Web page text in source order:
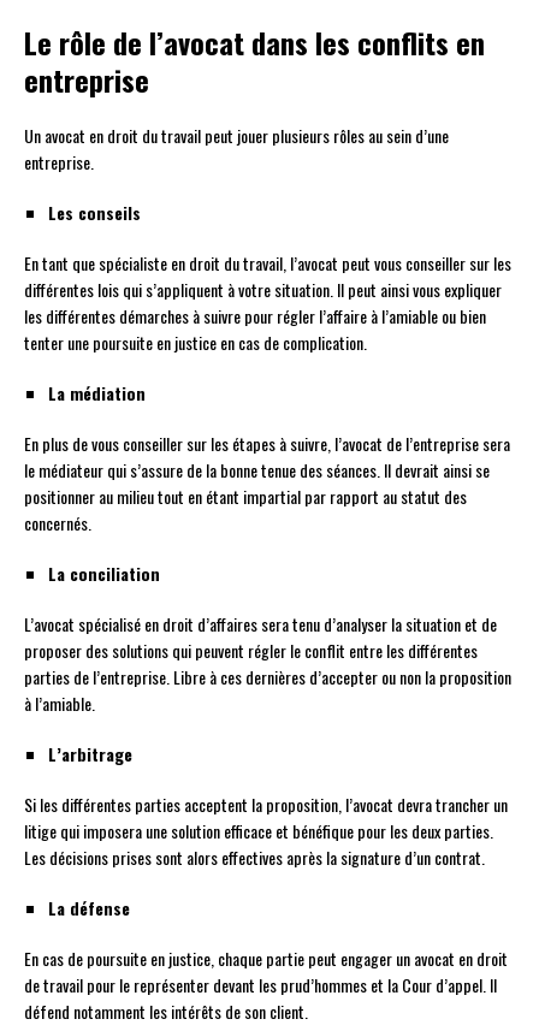
Le rôle de l’avocat dans les conflits en
entreprise
Un avocat en droit du travail peut jouer plusieurs rôles au sein d’une
entreprise.
Les conseils
En tant que spécialiste en droit du travail, l’avocat peut vous conseiller sur les
différentes lois qui s’appliquent à votre situation. Il peut ainsi vous expliquer
les différentes démarches à suivre pour régler l’affaire à l’amiable ou bien
tenter une poursuite en justice en cas de complication.
La médiation
En plus de vous conseiller sur les étapes à suivre, l’avocat de l’entreprise sera
le médiateur qui s’assure de la bonne tenue des séances. Il devrait ainsi se
positionner au milieu tout en étant impartial par rapport au statut des
concernés.
La conciliation
L’avocat spécialisé en droit d’affaires sera tenu d’analyser la situation et de
proposer des solutions qui peuvent régler le conflit entre les différentes
parties de l’entreprise. Libre à ces dernières d’accepter ou non la proposition
à l’amiable.
L’arbitrage
Si les différentes parties acceptent la proposition, l’avocat devra trancher un
litige qui imposera une solution efficace et bénéfique pour les deux parties.
Les décisions prises sont alors effectives après la signature d’un contrat.
La défense
En cas de poursuite en justice, chaque partie peut engager un avocat en droit
de travail pour le représenter devant les prud’hommes et la Cour d’appel. Il
défend notamment les intérêts de son client.